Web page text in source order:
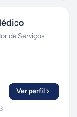
de Serviços
3
Ver perfil